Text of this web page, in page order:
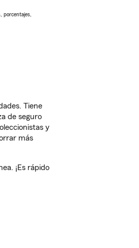
porcentajes,
Tiene
de seguro
y
más
¡Es rápido